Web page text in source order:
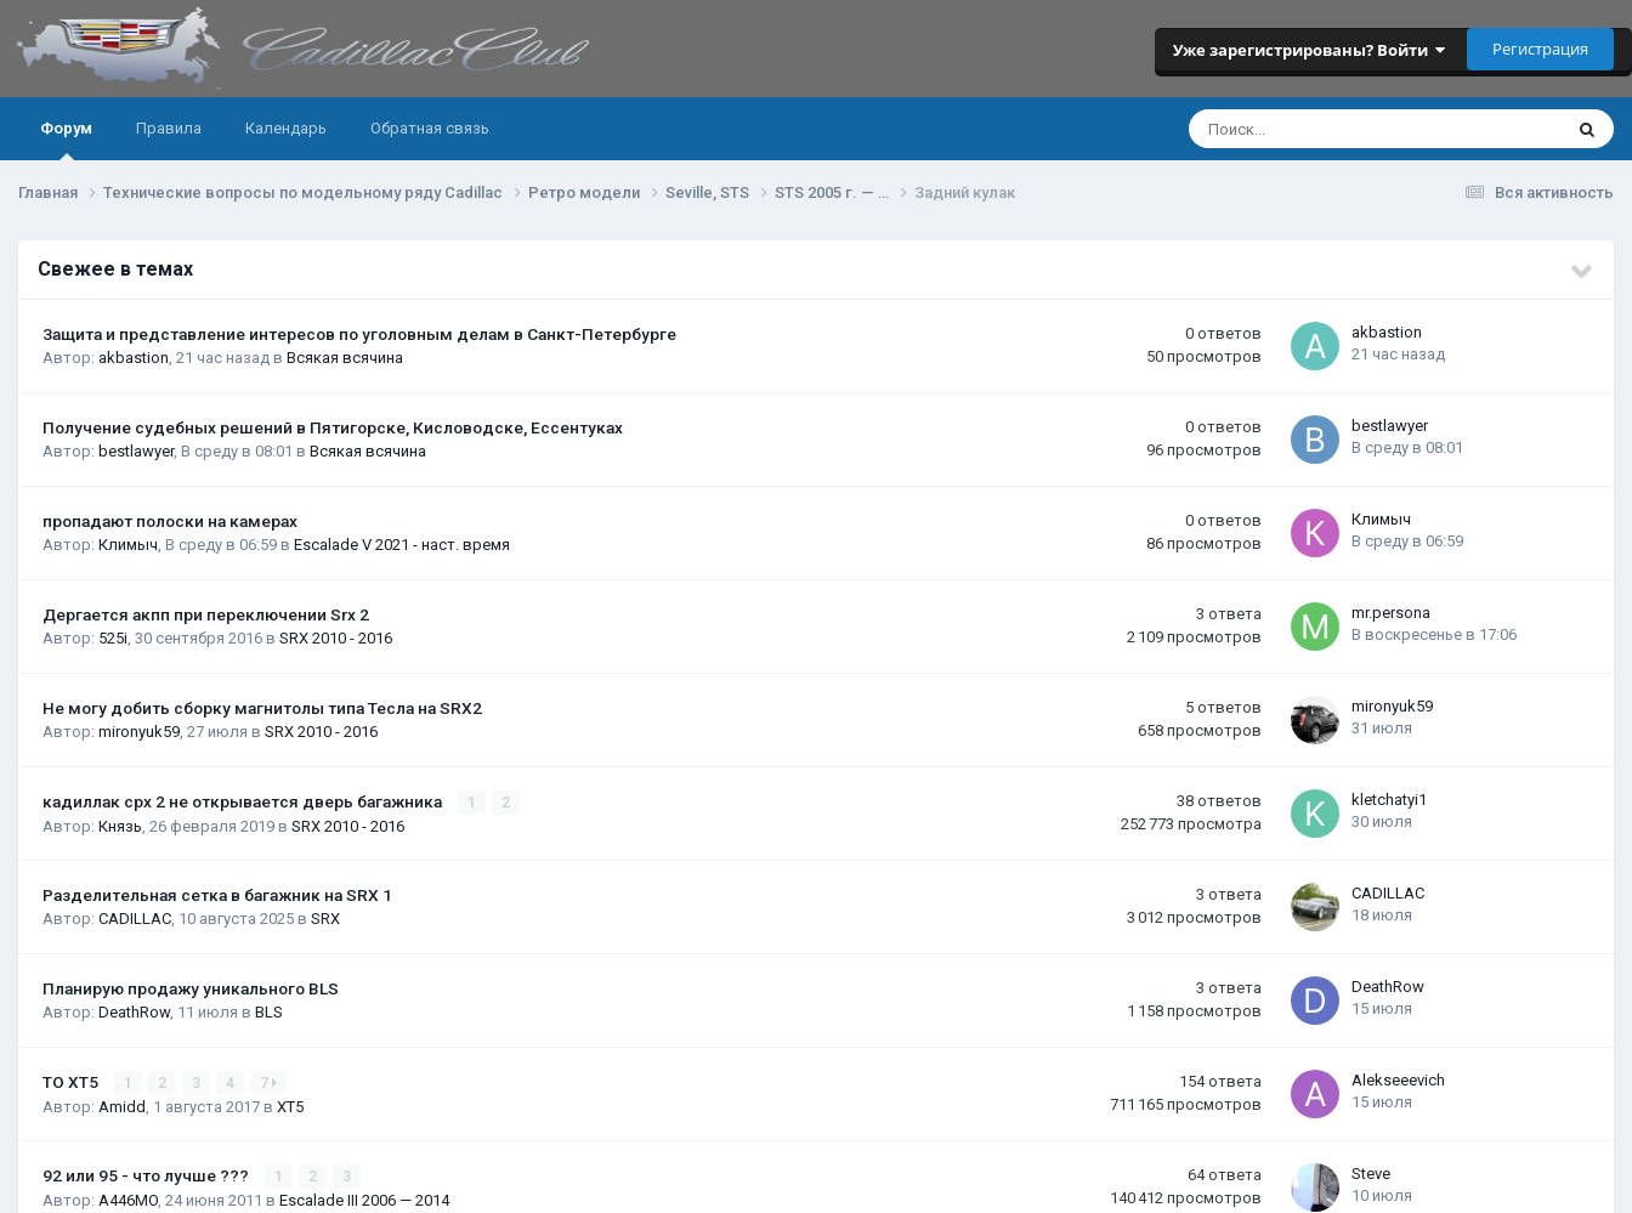
Уже зарегистрированы? Войти Регистрация
Форум Правила Календарь Обратная связь
Вся активность
Главная Технические вопросы по модельному ряду Cadillac Ретро модели Seville, STS STS 2005 г. — … Задний кулак
Свежее в темах
Защита и представление интересов по уголовным делам в Санкт-Петербурге
Автор: akbastion 21 час назад в Всякая всячина
0 ответов
50 просмотров
akbastion
21 час назад
Получение судебных решений в Пятигорске, Кисловодске, Ессентуках
Автор: bestlawyer, В среду в 08:01 в Всякая всячина
0 ответов
96 просмотров
bestlawyer
В среду в 08:01
пропадают полоски на камерах
Автор: Климыч В среду в 06:59 в Escalade V 2021 - наст. время
0 ответов
86 просмотров
Климыч
В среду в 06:59
Дергается акпп при переключении Srx 2
Автор: 525i 30 сентября 2016 в SRX 2010 - 2016
3 ответа
2 109 просмотров
mr.persona
В воскресенье в 17:06
Не могу добить сборку магнитолы типа Тесла на SRX2
Автор: mironyuk59 27 июля в SRX 2010 - 2016
5 ответов
658 просмотров
mironyuk59
31 июля
кадиллак срх 2 не открывается дверь багажника 1 2
Автор: Князь 26 февраля 2019 в SRX 2010 - 2016
38 ответов
252 773 просмотра
kletchatyi1
30 июля
Разделительная сетка в багажник на SRX 1
Автор: CADILLAC 10 августа 2025 в SRX
3 ответа
3 012 просмотров
CADILLAC
18 июля
Планирую продажу уникального BLS
Автор: DeathRow, 11 июля в BLS
3 ответа
1 158 просмотров
DeathRow
15 июля
ТО XT5 1 2 3 4 7
Автор: Amidd 1 августа 2017 в XT5
154 ответа
711 165 просмотров
Alekseeevich
15 июля
92 или 95 - что лучше ??? 1 2 3
Автор: A446MO 24 июня 2011 в Escalade III 2006 — 2014
64 ответа
140 412 просмотров
Steve
10 июля